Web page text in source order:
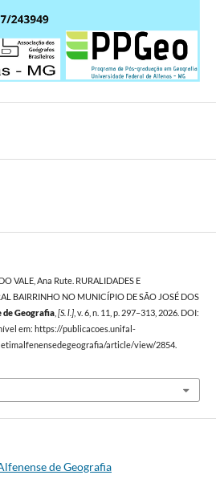
VALE, Ana Rute. RURALIDADES E
BAIRRINHO NO MUNICÍPIO DE SÃO JOSÉ DOS
de Geografia, [S. l.], v. 6, n. 11, p. 297–313, 2026. DOI:
em: https://publicacoes.unifal-
article/view/2854.
de Geografia